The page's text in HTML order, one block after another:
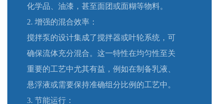
化学品、油漆，甚至面团或面糊等物料。
2. 增强的混合效率：
搅拌泵的设计集成了搅拌器或叶轮系统，可
确保流体充分混合。这一特性在均匀性至关
重要的工艺中尤其有益，例如在制备乳液、
悬浮液或需要保持准确组分比例的工艺中。
3. 节能运行：